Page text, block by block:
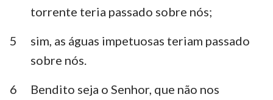
Obadias Jonas
Miquéias Naum
Habacuque
Ageu Zacarias
torrente teria passado sobre nós;
5
sim, as águas impetuosas teriam passado
sobre nós.
6
Bendito seja o Senhor, que não nos